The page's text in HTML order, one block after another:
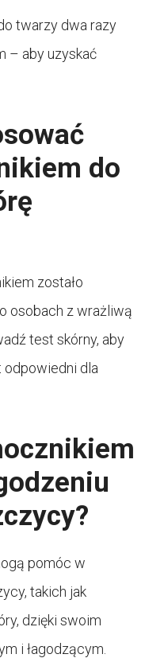
twarzy dwa razy
– aby uzyskać
do
zostało
osobach z wrażliwą
test skórny, aby
odpowiedni dla
pomóc w
takich jak
dzięki swoim
i łagodzącym.